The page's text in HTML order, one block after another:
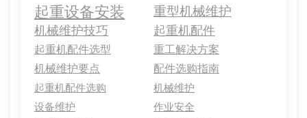
起重设备安装
重型机械维护
机械维护技巧
起重机配件
起重机配件选型
重工解决方案
机械维护要点
配件选购指南
起重机配件选购
机械维护
设备维护
作业安全